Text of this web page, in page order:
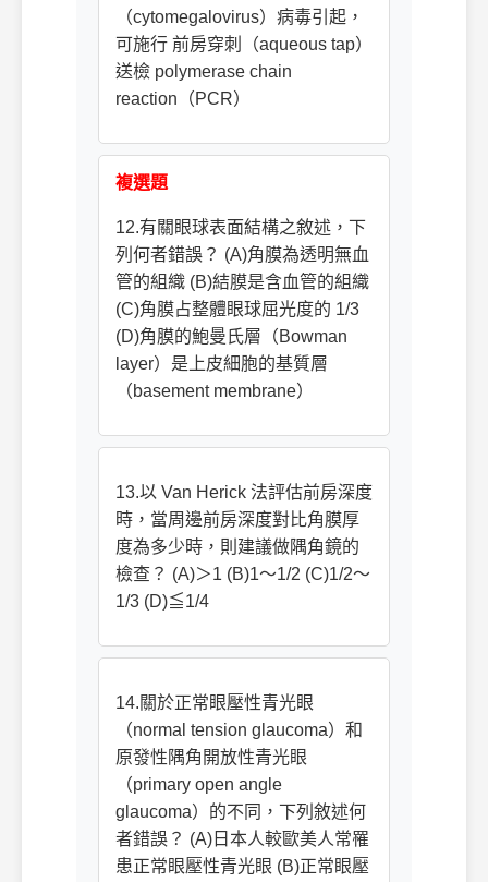
（cytomegalovirus）病毒引起，
可施行 前房穿刺（aqueous tap）
送檢 polymerase chain
reaction（PCR）
複選題
12.有關眼球表面結構之敘述，下
列何者錯誤？ (A)角膜為透明無血
管的組織 (B)結膜是含血管的組織
(C)角膜占整體眼球屈光度的 1/3
(D)角膜的鮑曼氏層（Bowman
layer）是上皮細胞的基質層
（basement membrane）
13.以 Van Herick 法評估前房深度
時，當周邊前房深度對比角膜厚
度為多少時，則建議做隅角鏡的
檢查？ (A)＞1 (B)1～1/2 (C)1/2～
1/3 (D)≦1/4
14.關於正常眼壓性青光眼
（normal tension glaucoma）和
原發性隅角開放性青光眼
（primary open angle
glaucoma）的不同，下列敘述何
者錯誤？ (A)日本人較歐美人常罹
患正常眼壓性青光眼 (B)正常眼壓